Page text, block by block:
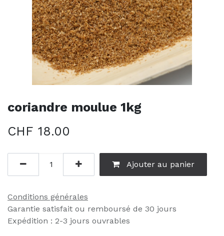
coriandre moulue 1kg
CHF 18.00
Ajouter au panier
Conditions générales
Garantie satisfait ou remboursé de 30 jours
Expédition : 2-3 jours ouvrables